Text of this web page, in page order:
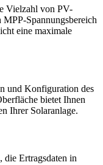
Vielzahl von PV-
Spannungsbereich
eine maximale
und Konfiguration des
bietet Ihnen
Ihrer Solaranlage.
Ertragsdaten in